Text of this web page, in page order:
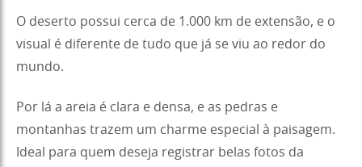
O deserto possui cerca de 1.000 km de extensão, e o
visual é diferente de tudo que já se viu ao redor do
mundo.
Por lá a areia é clara e densa, e as pedras e
montanhas trazem um charme especial à paisagem.
Ideal para quem deseja registrar belas fotos da